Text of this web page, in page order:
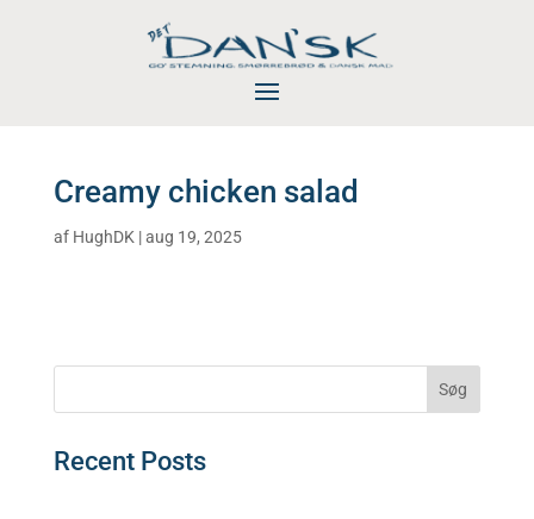
Creamy chicken salad
af HughDK|aug 19, 2025
Søg
Recent Posts